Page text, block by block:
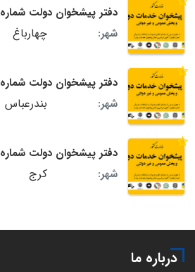
دفتر پیشخوان دولت شماره 73401036 آغچه حصار
شهر:
چهارباغ
دفتر پیشخوان دولت شماره 192 شهرک پیامبر اعظم
شهر:
بندرعباس
دفتر پیشخوان دولت شماره 1122
شهر:
کرج
درباره ما